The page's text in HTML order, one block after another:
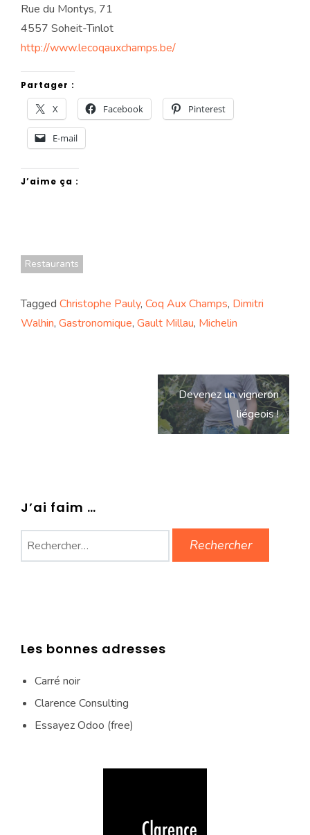
Rue du Montys, 71
4557 Soheit-Tinlot
http://www.lecoqauxchamps.be/
Partager :
X Facebook Pinterest
E-mail
J’aime ça :
Restaurants
Tagged Christophe Pauly, Coq Aux Champs, Dimitri
Walhin, Gastronomique, Gault Millau, Michelin
Devenez un vigneron
liégeois !
J’ai faim …
Les bonnes adresses
Carré noir
Clarence Consulting
Essayez Odoo (free)